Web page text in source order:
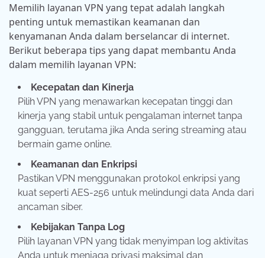
Memilih layanan VPN yang tepat adalah langkah
penting untuk memastikan keamanan dan
kenyamanan Anda dalam berselancar di internet.
Berikut beberapa tips yang dapat membantu Anda
dalam memilih layanan VPN:
Kecepatan dan Kinerja
Pilih VPN yang menawarkan kecepatan tinggi dan
kinerja yang stabil untuk pengalaman internet tanpa
gangguan, terutama jika Anda sering streaming atau
bermain game online.
Keamanan dan Enkripsi
Pastikan VPN menggunakan protokol enkripsi yang
kuat seperti AES-256 untuk melindungi data Anda dari
ancaman siber.
Kebijakan Tanpa Log
Pilih layanan VPN yang tidak menyimpan log aktivitas
Anda untuk menjaga privasi maksimal dan